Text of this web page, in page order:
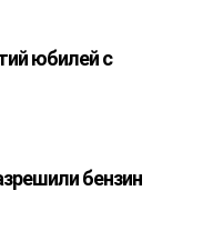
юбилей с
бензин